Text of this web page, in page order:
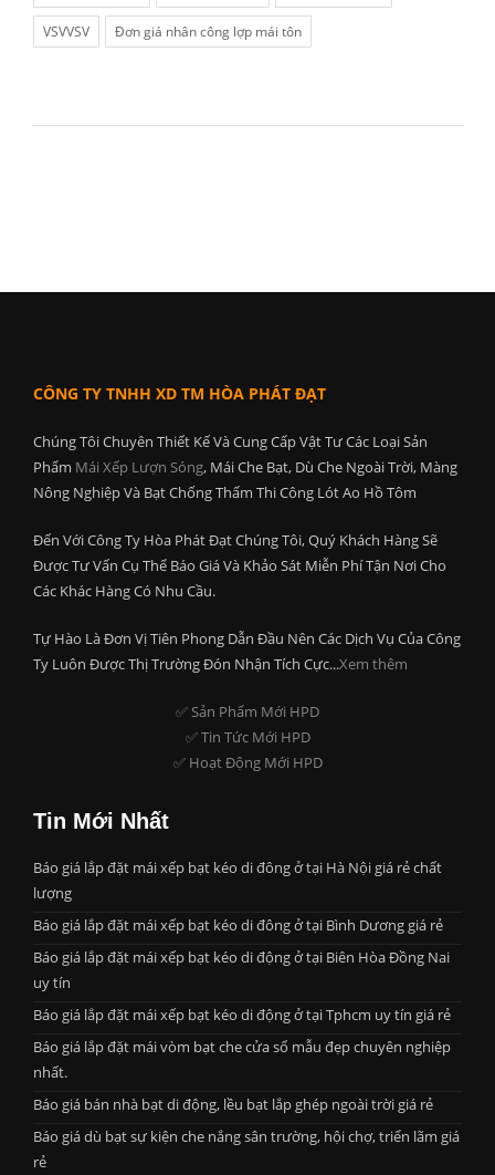
VSVVSV Đơn giá nhân công lợp mái tôn
CÔNG TY TNHH XD TM HÒA PHÁT ĐẠT
Chúng Tôi Chuyên Thiết Kế Và Cung Cấp Vật Tư Các Loại Sản
Phẩm Mái Xếp Lượn Sóng, Mái Che Bạt, Dù Che Ngoài Trời, Màng
Nông Nghiệp Và Bạt Chống Thấm Thi Công Lót Ao Hồ Tôm
Đến Với Công Ty Hòa Phát Đạt Chúng Tôi, Quý Khách Hàng Sẽ
Được Tư Vấn Cụ Thể Báo Giá Và Khảo Sát Miễn Phí Tận Nơi Cho
Các Khác Hàng Có Nhu Cầu.
Tự Hào Là Đơn Vị Tiên Phong Dẫn Đầu Nên Các Dịch Vụ Của Công
Ty Luôn Được Thị Trường Đón Nhận Tích Cực...Xem thêm
✅ Sản Phẩm Mới HPD
✅ Tin Tức Mới HPD
✅ Hoạt Động Mới HPD
Tin Mới Nhất
Báo giá lắp đặt mái xếp bạt kéo di đông ở tại Hà Nội giá rẻ chất
lượng
Báo giá lắp đặt mái xếp bạt kéo di đông ở tại Bình Dương giá rẻ
Báo giá lắp đặt mái xếp bạt kéo di động ở tại Biên Hòa Đồng Nai
uy tín
Báo giá lắp đặt mái xếp bạt kéo di động ở tại Tphcm uy tín giá rẻ
Báo giá lắp đặt mái vòm bạt che cửa sổ mẫu đẹp chuyên nghiệp
nhất.
Báo giá bán nhà bạt di động, lều bạt lắp ghép ngoài trời giá rẻ
Báo giá dù bạt sự kiện che nắng sân trường, hội chợ, triển lãm giá
rẻ